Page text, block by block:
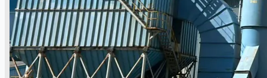
Toyota Australia Plant Sale